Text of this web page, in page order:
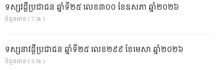
ទស្សវដ្តីប្រជាជន ឆ្នាំទី២៥ លេខ៣០០ ខែឧសភា ឆ្នាំ២០២៦
ចំនួនអាន ( 7.3k )
ទស្សនាវដ្ដីប្រជាជន ឆ្នាំទី២៥ លេខ២៩៩ ខែមេសា ឆ្នាំ២០២៦
ចំនួនអាន ( 5.5k )